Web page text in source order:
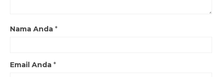
Nama Anda *
Email Anda *